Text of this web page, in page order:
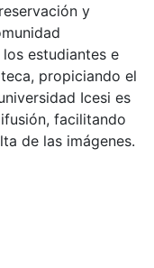
y
estudiantes e
propiciando el
Icesi es
facilitando
de las imágenes.